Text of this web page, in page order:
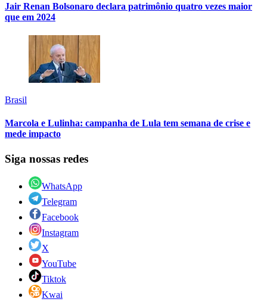
Jair Renan Bolsonaro declara patrimônio quatro vezes maior
que em 2024
Brasil
Marcola e Lulinha: campanha de Lula tem semana de crise e
mede impacto
Siga nossas redes
WhatsApp
Telegram
Facebook
Instagram
X
YouTube
Tiktok
Kwai